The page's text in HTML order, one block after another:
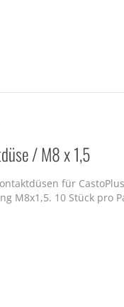
/ M8 x 1,5
für
M8x1,5. 10 Stück pro